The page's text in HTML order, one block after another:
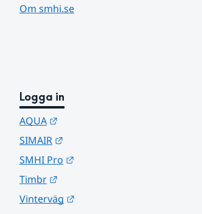
Om smhi.se
Logga in
AQUA
SIMAIR
SMHI Pro
Timbr
Vinterväg